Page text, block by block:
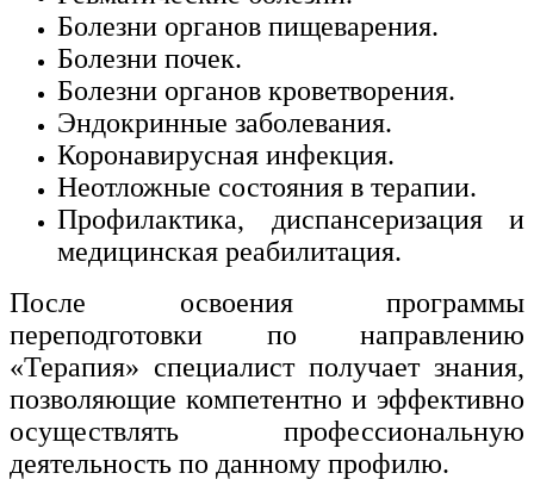
Болезни органов пищеварения.
Болезни почек.
Болезни органов кроветворения.
Эндокринные заболевания.
Коронавирусная инфекция.
Неотложные состояния в терапии.
Профилактика, диспансеризация и
медицинская реабилитация.
После освоения программы
переподготовки по направлению
«Терапия» специалист получает знания,
позволяющие компетентно и эффективно
осуществлять профессиональную
деятельность по данному профилю.